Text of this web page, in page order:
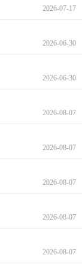
2026-07-17
2026-06-30
2026-06-30
2026-08-07
2026-08-07
2026-08-07
2026-08-07
2026-08-07